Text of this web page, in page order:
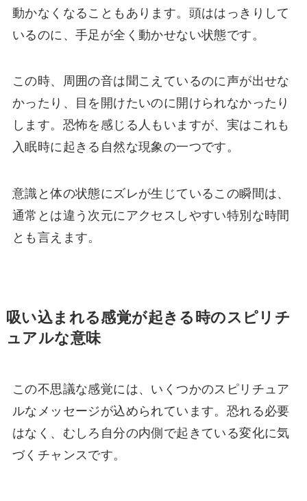
動かなくなることもあります。頭ははっきりして
いるのに、手足が全く動かせない状態です。
この時、周囲の音は聞こえているのに声が出せな
かったり、目を開けたいのに開けられなかったり
します。恐怖を感じる人もいますが、実はこれも
入眠時に起きる自然な現象の一つです。
意識と体の状態にズレが生じているこの瞬間は、
通常とは違う次元にアクセスしやすい特別な時間
とも言えます。
吸い込まれる感覚が起きる時のスピリチ
ュアルな意味
この不思議な感覚には、いくつかのスピリチュア
ルなメッセージが込められています。恐れる必要
はなく、むしろ自分の内側で起きている変化に気
づくチャンスです。